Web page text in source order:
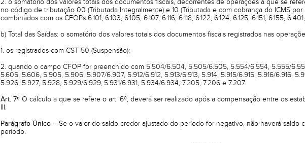
2. o somatório dos valores totais dos documentos fiscais, decorrentes de operações a que se
no código de tributação 00 (Tributada Integralmente) e 10 (Tributada e com cobrança do ICMS por
combinados com os CFOPs 6.101, 6.103, 6.105, 6.107, 6.116, 6.118, 6.122, 6.124, 6.125, 6.151, 6.155,
b) Total das Saídas: o somatório dos valores totais dos documentos fiscais registrados nas
1. os registrados com CST 50 (Suspensão);
2. quando o campo CFOP for preenchido com 5.504/6.504, 5.505/6.505, 5.554/6.554, 5.555/
5.605, 5.606, 5.905, 5.906, 5.907/6.907, 5.912/6.912, 5.913/6.913, 5.914, 5.915/6.915, 5.916/6.916,
5.926, 5.927, 5.928, 5.929/6.929, 5.931/6.931, 5.934/6.934, 7.205, 7.206 e 7.207.
Art. 7º O cálculo a que se refere o art. 6º, deverá ser realizado após a compensação entre os
III.
Parágrafo Único –Se o valor do saldo credor ajustado do período for negativo, não haverá saldo
período.